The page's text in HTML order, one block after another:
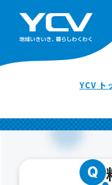
YCV ト
Q